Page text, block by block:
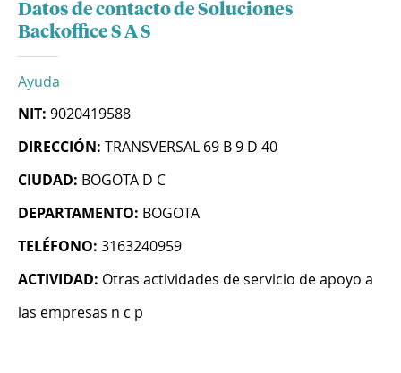
Datos de contacto de Soluciones
Backoffice S A S
Ayuda
NIT: 9020419588
DIRECCIÓN: TRANSVERSAL 69 B 9 D 40
CIUDAD: BOGOTA D C
DEPARTAMENTO: BOGOTA
TELÉFONO: 3163240959
ACTIVIDAD: Otras actividades de servicio de apoyo a
las empresas n c p